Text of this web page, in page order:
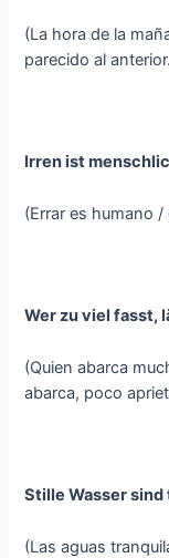
(La hora de la
parecido al anterior.
Irren ist
(Errar es humano
Wer zu viel fasst,
(Quien abarca
abarca, poco
Stille Wasser sind
(Las aguas